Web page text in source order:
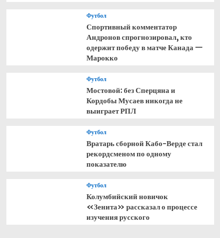
Футбол
Спортивный комментатор
Андронов спрогнозировал, кто
одержит победу в матче Канада —
Марокко
Футбол
Мостовой: без Сперцяна и
Кордобы Мусаев никогда не
выиграет РПЛ
Футбол
Вратарь сборной Кабо-Верде стал
рекордсменом по одному
показателю
Футбол
Колумбийский новичок
«Зенита» рассказал о процессе
изучения русского